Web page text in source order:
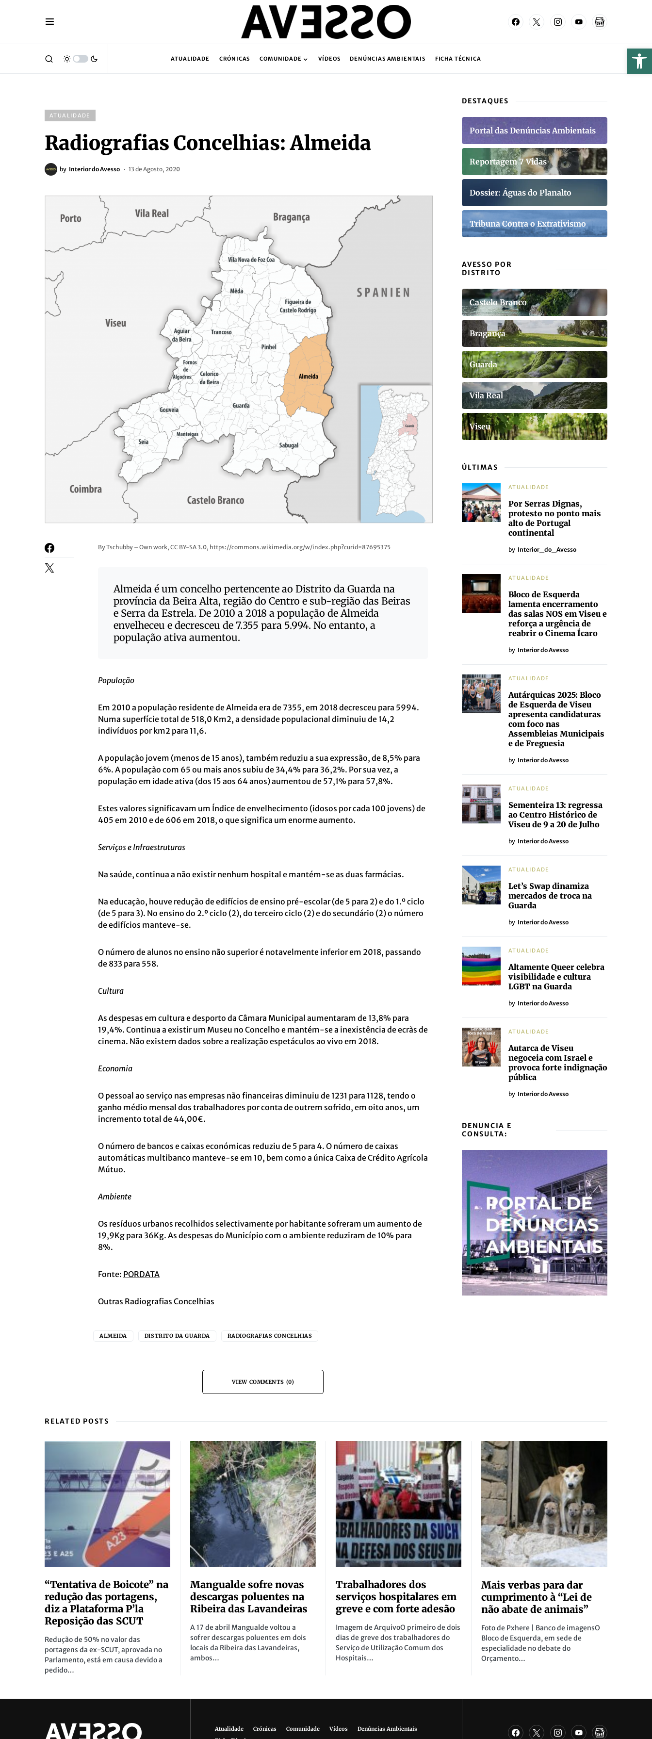
ATUALIDADE CRÓNICAS COMUNIDADE VÍDEOS DENÚNCIAS AMBIENTAIS FICHA TÉCNICA
ATUALIDADE
Radiografias Concelhias: Almeida
by Interior do Avesso 13 de Agosto, 2020
By Tschubby – Own work, CC BY-SA 3.0, https://commons.wikimedia.org/w/index.php?curid=87695375
Almeida é um concelho pertencente ao Distrito da Guarda na
província da Beira Alta, região do Centro e sub-região das Beiras
e Serra da Estrela. De 2010 a 2018 a população de Almeida
envelheceu e decresceu de 7.355 para 5.994. No entanto, a
população ativa aumentou.
População
Em 2010 a população residente de Almeida era de 7355, em 2018 decresceu para 5994.
Numa superfície total de 518,0 Km2, a densidade populacional diminuiu de 14,2
indivíduos por km2 para 11,6.
A população jovem (menos de 15 anos), também reduziu a sua expressão, de 8,5% para
6%. A população com 65 ou mais anos subiu de 34,4% para 36,2%. Por sua vez, a
população em idade ativa (dos 15 aos 64 anos) aumentou de 57,1% para 57,8%.
Estes valores significavam um Índice de envelhecimento (idosos por cada 100 jovens) de
405 em 2010 e de 606 em 2018, o que significa um enorme aumento.
Serviços e Infraestruturas
Na saúde, continua a não existir nenhum hospital e mantém-se as duas farmácias.
Na educação, houve redução de edifícios de ensino pré-escolar (de 5 para 2) e do 1.º ciclo
(de 5 para 3). No ensino do 2.º ciclo (2), do terceiro ciclo (2) e do secundário (2) o número
de edifícios manteve-se.
O número de alunos no ensino não superior é notavelmente inferior em 2018, passando
de 833 para 558.
Cultura
As despesas em cultura e desporto da Câmara Municipal aumentaram de 13,8% para
19,4%. Continua a existir um Museu no Concelho e mantém-se a inexistência de ecrãs de
cinema. Não existem dados sobre a realização espetáculos ao vivo em 2018.
Economia
O pessoal ao serviço nas empresas não financeiras diminuiu de 1231 para 1128, tendo o
ganho médio mensal dos trabalhadores por conta de outrem sofrido, em oito anos, um
incremento total de 44,00€.
O número de bancos e caixas económicas reduziu de 5 para 4. O número de caixas
automáticas multibanco manteve-se em 10, bem como a única Caixa de Crédito Agrícola
Mútuo.
Ambiente
Os resíduos urbanos recolhidos selectivamente por habitante sofreram um aumento de
19,9Kg para 36Kg. As despesas do Município com o ambiente reduziram de 10% para
8%.
Fonte: PORDATA
Outras Radiografias Concelhias
ALMEIDA DISTRITO DA GUARDA RADIOGRAFIAS CONCELHIAS
VIEW COMMENTS (0)
DESTAQUES
Portal das Denúncias Ambientais
Reportagem 7 Vidas
Dossier: Águas do Planalto
Tribuna Contra o Extrativismo
AVESSO POR
DISTRITO
Castelo Branco
Bragança
Guarda
Vila Real
Viseu
ÚLTIMAS
ATUALIDADE
Por Serras Dignas,
protesto no ponto mais
alto de Portugal
continental
by Interior_do_Avesso
ATUALIDADE
Bloco de Esquerda
lamenta encerramento
das salas NOS em Viseu e
reforça a urgência de
reabrir o Cinema Ícaro
by Interior do Avesso
ATUALIDADE
Autárquicas 2025: Bloco
de Esquerda de Viseu
apresenta candidaturas
com foco nas
Assembleias Municipais
e de Freguesia
by Interior do Avesso
ATUALIDADE
Sementeira 13: regressa
ao Centro Histórico de
Viseu de 9 a 20 de Julho
by Interior do Avesso
ATUALIDADE
Let’s Swap dinamiza
mercados de troca na
Guarda
by Interior do Avesso
ATUALIDADE
Altamente Queer celebra
visibilidade e cultura
LGBT na Guarda
by Interior do Avesso
ATUALIDADE
Autarca de Viseu
negoceia com Israel e
provoca forte indignação
pública
by Interior do Avesso
DENUNCIA E
CONSULTA:
RELATED POSTS
“Tentativa de Boicote” na
redução das portagens,
diz a Plataforma P’la
Reposição das SCUT
Redução de 50% no valor das
portagens da ex-SCUT, aprovada no
Parlamento, está em causa devido a
pedido…
Mangualde sofre novas
descargas poluentes na
Ribeira das Lavandeiras
A 17 de abril Mangualde voltou a
sofrer descargas poluentes em dois
locais da Ribeira das Lavandeiras,
ambos…
Trabalhadores dos
serviços hospitalares em
greve e com forte adesão
Imagem de ArquivoO primeiro de dois
dias de greve dos trabalhadores do
Serviço de Utilização Comum dos
Hospitais…
Mais verbas para dar
cumprimento à “Lei de
não abate de animais”
Foto de Pxhere | Banco de imagensO
Bloco de Esquerda, em sede de
especialidade no debate do
Orçamento…
Atualidade Crónicas Comunidade Vídeos
Denúncias Ambientais